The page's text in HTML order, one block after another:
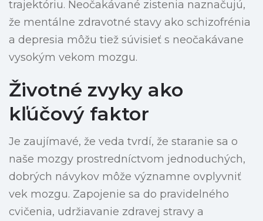
trajektóriu. Neočakávané zistenia naznačujú,
že mentálne zdravotné stavy ako schizofrénia
a depresia môžu tiež súvisieť s neočakávane
vysokým vekom mozgu.
Životné zvyky ako
kľúčový faktor
Je zaujímavé, že veda tvrdí, že staranie sa o
naše mozgy prostredníctvom jednoduchých,
dobrých návykov môže významne ovplyvniť
vek mozgu. Zapojenie sa do pravidelného
cvičenia, udržiavanie zdravej stravy a